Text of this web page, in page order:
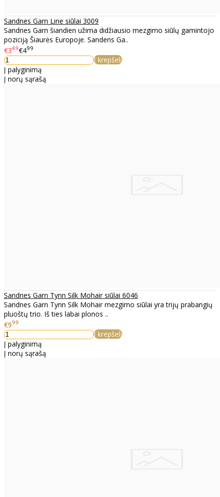
Sandnes Garn Line siūlai 3009
Sandnes Garn šiandien užima didžiausio mezgimo siūlų gamintojo
poziciją Šiaurės Europoje. Sandens Ga..
€349€499
Į krepšelį
Į palyginimą
Į norų sąrašą
Sandnes Garn Tynn Silk Mohair siūlai 6046
Sandnes Garn Tynn Silk Mohair mezgimo siūlai yra trijų prabangių
pluoštų trio. Iš ties labai plonos ..
€999
Į krepšelį
Į palyginimą
Į norų sąrašą